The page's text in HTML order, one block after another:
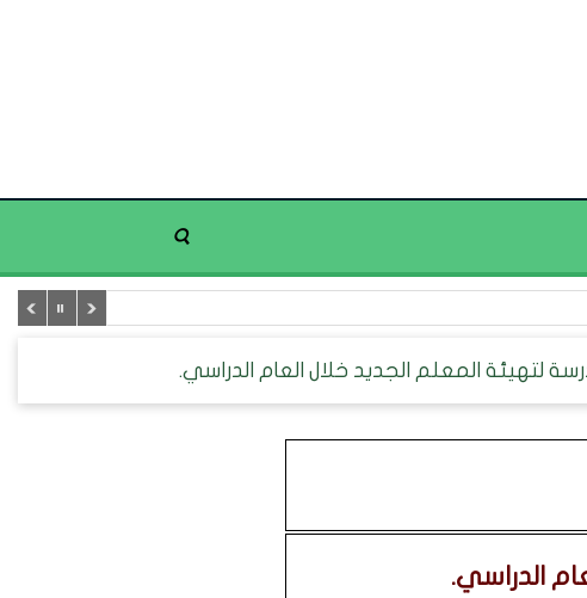
لتهيئة المعلم الجديد خلال العام الدراسي.
الدراسي.